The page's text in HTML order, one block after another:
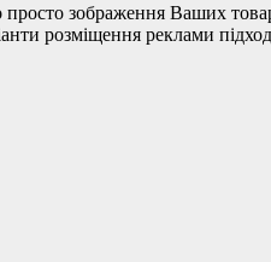
зображення Ваших
розміщення реклами